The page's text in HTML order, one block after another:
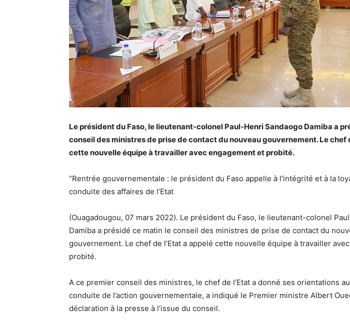
Le président du Faso, le lieutenant-colonel Paul-Henri Sandaogo Damiba a
conseil des ministres de prise de contact du nouveau gouvernement. Le chef
cette nouvelle équipe à travailler avec engagement et probité.
‘’Rentrée gouvernementale : le président du Faso appelle à l’intégrité et à la
conduite des affaires de l’Etat
(Ouagadougou, 07 mars 2022). Le président du Faso, le lieutenant-colonel
Damiba a présidé ce matin le conseil des ministres de prise de contact du
gouvernement. Le chef de l’Etat a appelé cette nouvelle équipe à travailler
probité.
A ce premier conseil des ministres, le chef de l’Etat a donné ses orientations
conduite de l’action gouvernementale, a indiqué le Premier ministre Albert
déclaration à la presse à l’issue du conseil.